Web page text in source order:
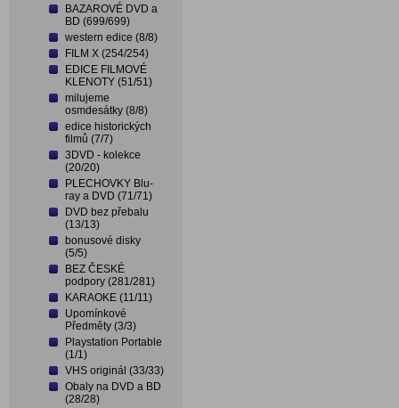
BAZAROVÉ DVD a
BD (699/699)
western edice (8/8)
FILM X (254/254)
EDICE FILMOVÉ
KLENOTY (51/51)
milujeme
osmdesátky (8/8)
edice historických
filmů (7/7)
3DVD - kolekce
(20/20)
PLECHOVKY Blu-
ray a DVD (71/71)
DVD bez přebalu
(13/13)
bonusové disky
(5/5)
BEZ ČESKÉ
podpory (281/281)
KARAOKE (11/11)
Upomínkové
Předměty (3/3)
Playstation Portable
(1/1)
VHS originál (33/33)
Obaly na DVD a BD
(28/28)